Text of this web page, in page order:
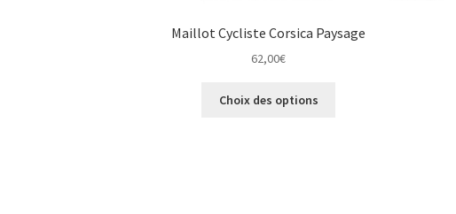
Maillot Cycliste Corsica Paysage
62,00€
Choix des options